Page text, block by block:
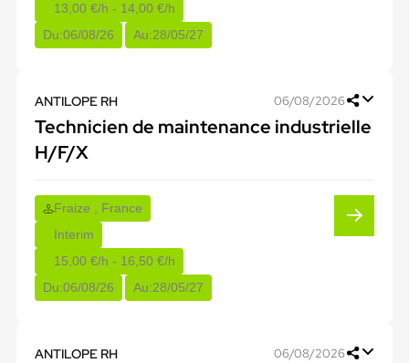
13,00 €/h - 14,00 €/h
Du:06/08/26 Au:28/05/27
ANTILOPE RH 06/08/2026
Technicien de maintenance industrielle
H/F/X
Fraize , France
Interim
15,00 €/h - 16,50 €/h
Du:06/08/26 Au:28/05/27
ANTILOPE RH 06/08/2026